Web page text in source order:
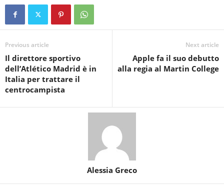
Previous article
Il direttore sportivo
dell’Atlético Madrid è in
Italia per trattare il
centrocampista
Next article
Apple fa il suo debutto
alla regia al Martin College
Alessia Greco